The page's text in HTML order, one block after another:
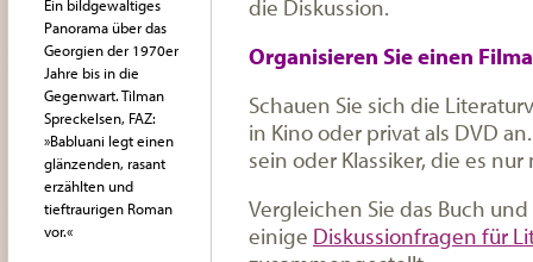
die Diskussion.
Organisieren Sie einen
Schauen Sie sich die
in Kino oder privat als DVD
sein oder Klassiker, die es
Vergleichen Sie das Buch
einige Diskussionfragen für
Ein bildgewaltiges
Panorama über das
Georgien der 1970er
Jahre bis in die
Gegenwart. Tilman
Spreckelsen, FAZ:
»Babluani legt einen
glänzenden, rasant
erzählten und
tieftraurigen Roman
vor.«